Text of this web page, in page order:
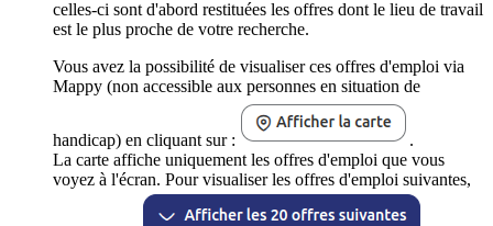
celles-ci sont d'abord restituées les offres dont le lieu de travail
est le plus proche de votre recherche.
Vous avez la possibilité de visualiser ces offres d'emploi via
Mappy (non accessible aux personnes en situation de
handicap) en cliquant sur :
.
La carte affiche uniquement les offres d'emploi que vous
voyez à l'écran. Pour visualiser les offres d'emploi suivantes,